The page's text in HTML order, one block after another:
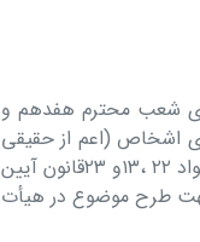
سوی شعب محترم ھفدھم و
اشخاص (اعم از حقیقی
و حقوقی) به طرفیت بانک مھر اقتصاد که بانک سپه ادغام شده است با استنباط از مواد ٢٢ ،١٣و ٢٣قانون آیین
طرح موضوع در ھیأت